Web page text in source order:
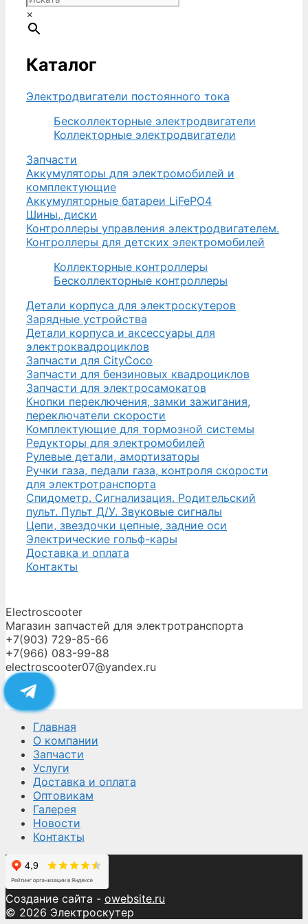
руб..
×
Каталог
Электродвигатели постоянного тока
Бесколлекторные электродвигатели
Коллекторные электродвигатели
Запчасти
Аккумуляторы для электромобилей и
комплектующие
Аккумуляторные батареи LiFePO4
Шины, диски
Контроллеры управления электродвигателем.
Контроллеры для детских электромобилей
Коллекторные контроллеры
Бесколлекторные контроллеры
Детали корпуса для электроскутеров
Зарядные устройства
Детали корпуса и аксессуары для
электроквадроциклов
Запчасти для CityCoco
Запчасти для бензиновых квадроциклов
Запчасти для электросамокатов
Кнопки переключения, замки зажигания,
переключатели скорости
Комплектующие для тормозной системы
Редукторы для электромобилей
Рулевые детали, амортизаторы
Ручки газа, педали газа, контроля скорости
для электротранспорта
Спидометр. Сигнализация. Родительский
пульт. Пульт Д/У. Звуковые сигналы
Цепи, звездочки цепные, задние оси
Электрические гольф-кары
Доставка и оплата
Контакты
Electroscooter
Магазин запчастей для электротранспорта
+7(903) 729-85-66
+7(966) 083-99-88
electroscooter07@yandex.ru
Главная
О компании
Запчасти
Услуги
Доставка и оплата
Оптовикам
Галерея
Новости
Контакты
Создание сайта - owebsite.ru
© 2026 Электроскутер